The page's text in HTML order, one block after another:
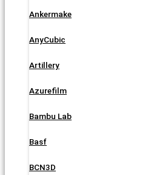
Ankermake
AnyCubic
Artillery
Azurefilm
Bambu Lab
Basf
BCN3D